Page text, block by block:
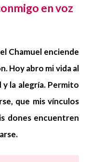
en voz
Chamuel enciende
Hoy abro mi vida al
y la alegría. Permito
que mis vínculos
dones encuentren